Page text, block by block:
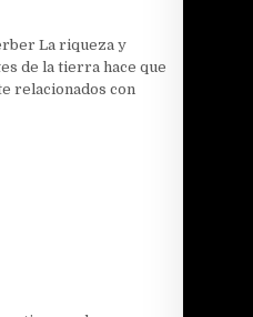
La riqueza y
de la tierra hace que
relacionados con